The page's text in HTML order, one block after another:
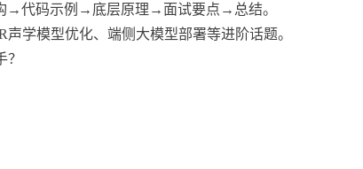
→代码示例→底层原理→面试要点→总结。
学模型优化、端侧大模型部署等进阶话题。